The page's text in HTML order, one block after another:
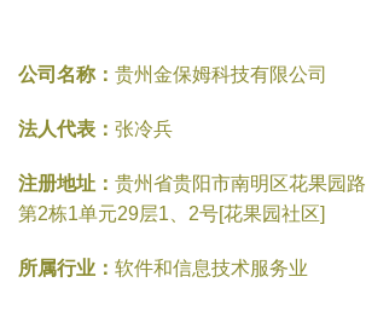
公司名称： 贵州金保姆科技有限公司
法人代表： 张冷兵
注册地址： 贵州省贵阳市南明区花果园
第2栋1单元29层1、2号[花果园社区]
所属行业： 软件和信息技术服务业